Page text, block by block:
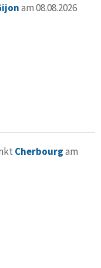
am 08.08.2026
Cherbourgam